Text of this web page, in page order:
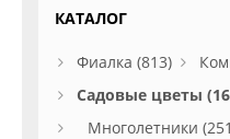
КАТАЛОГ
Фиалка (813)
Садовые цветы
Многолетники